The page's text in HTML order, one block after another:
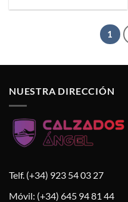
1
NUESTRA DIRECCIÓN
Telf. (+34) 923 54 03 27
Móvil: (+34) 645 94 81 44